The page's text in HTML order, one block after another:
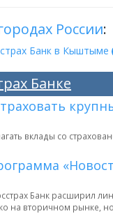
России:
Банк в Кыштыме
Банке
вклады со
Банк расширил
на вторичном рынке,